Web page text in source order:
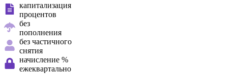
капитализация
процентов
без
пополнения
без частичного
снятия
начисление %
ежеквартально